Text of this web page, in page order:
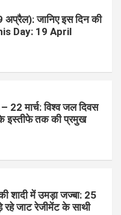
जानिए इस दिन की
Day: 19 April
22 मार्च: विश्व जल दिवस
के इस्तीफे तक की प्रमुख
शादी में उमड़ा जज्बा: 25
रहे जाट रेजीमेंट के साथी